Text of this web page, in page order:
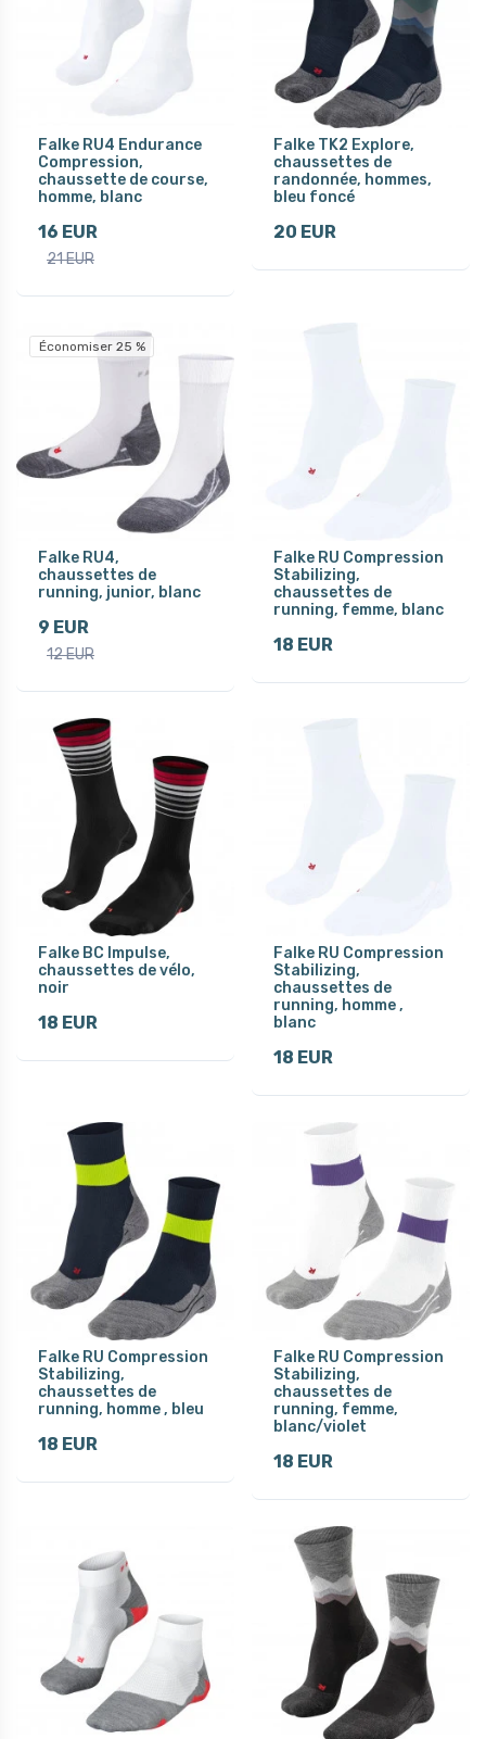
Falke RU4 Endurance
Compression,
chaussette de course,
homme, blanc
16 EUR
21 EUR
Falke TK2 Explore,
chaussettes de
randonnée, hommes,
bleu foncé
20 EUR
Économiser 25 %
Falke RU4,
chaussettes de
running, junior, blanc
9 EUR
12 EUR
Falke RU Compression
Stabilizing,
chaussettes de
running, femme, blanc
18 EUR
Falke BC Impulse,
chaussettes de vélo,
noir
18 EUR
Falke RU Compression
Stabilizing,
chaussettes de
running, homme ,
blanc
18 EUR
Falke RU Compression
Stabilizing,
chaussettes de
running, homme , bleu
18 EUR
Falke RU Compression
Stabilizing,
chaussettes de
running, femme,
blanc/violet
18 EUR